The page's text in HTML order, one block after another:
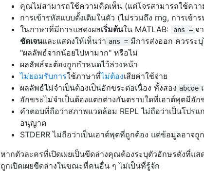
คุณไม่สามารถใช้ความคิดเห็น (แต่โจรสามารถใช้คว
การเข้ารหัสแบบดั้งเดิมในตัว (ไม่รวมถึง rng, การเข้
ในภาษาที่มีการแสดงผลเริ่มต้นใน MATLAB: ans = จ
ชัดเจนและแสดงให้เห็นว่า ans = มีการส่งออก ควรระ
"ผลลัพธ์จากน้อยไปหามาก" หรือไม่
ผลลัพธ์จะต้องถูกกำหนดไว้ล่วงหน้า
ไม่ยอมรับการใช้ภาษาที่ไม่ต้องเสียค่าใช้จ่าย
ผลลัพธ์ไม่จำเป็นต้องเป็นอักขระต่อเนื่อง ทั้งสอง abcde
อักขระไม่จำเป็นต้องแตกต่างกันตราบใดที่เอาต์พุตมีอัก
คำตอบที่ถือว่าสภาพแวดล้อม REPL ไม่ถือว่าเป็นโปร
อนุญาต
STDERR ไม่ถือว่าเป็นเอาต์พุตที่ถูกต้อง แต่ข้อมูลอาจถูก
หากตัวละครที่เปิดเผยเป็นขีดล่างคุณต้องระบุตัวอักษรดังที่แ
ถูกเปิดเผยขีดล่างในขณะที่คนอื่น ๆ ไม่เป็นที่รู้จัก